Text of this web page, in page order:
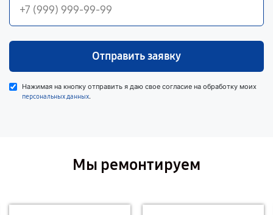
Отправить заявку
Нажимая на кнопку отправить я даю свое согласие на обработку моих
персональных данных.
Мы ремонтируем